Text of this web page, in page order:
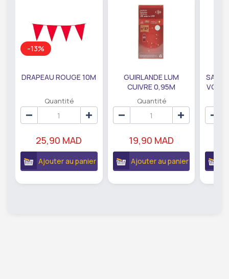
-13%
DRAPEAU ROUGE 10M
Quantité
25,90 MAD
Ajouter au panier
GUIRLANDE LUM
CUIVRE 0,95M
DE79207
Quantité
19,90 MAD
Ajouter au panier